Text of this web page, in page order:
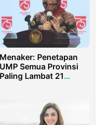
Menaker: Penetapan
UMP Semua Provinsi
Paling Lambat 21